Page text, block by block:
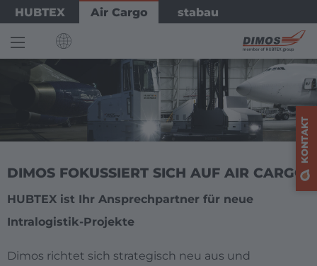
Skip
to
main
content
HUBTEX Air Cargo stabau
INTERNATIONAL
English
Deutsch
Deutschland
Bild
DIMOS FOKUSSIERT SICH AUF AIR CARGO
HUBTEX ist Ihr Ansprechpartner für neue
Intralogistik-Projekte
Dimos richtet sich strategisch neu aus und
KONTAKT